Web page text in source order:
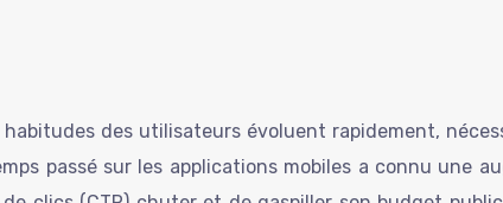
des utilisateurs évoluent rapidement,
passé sur les applications mobiles a connu une